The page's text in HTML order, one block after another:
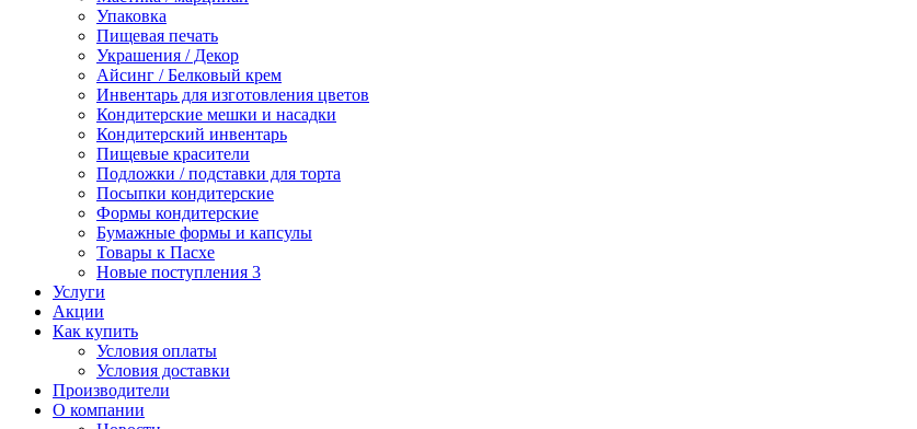
Упаковка
Пищевая печать
Украшения / Декор
Айсинг / Белковый крем
Инвентарь для изготовления цветов
Кондитерские мешки и насадки
Кондитерский инвентарь
Пищевые красители
Подложки / подставки для торта
Посыпки кондитерские
Формы кондитерские
Бумажные формы и капсулы
Товары к Пасхе
Новые поступления 3
Услуги
Акции
Как купить
Условия оплаты
Условия доставки
Производители
О компании